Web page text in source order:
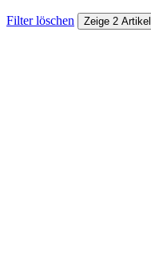
Filter löschen Zeige 2 Artikel